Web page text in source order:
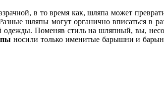
в то время как, шляпа может
шляпы могут органично вписаться в
одежды. Поменяв стиль на шляпный, вы,
носили только именитые барышни и